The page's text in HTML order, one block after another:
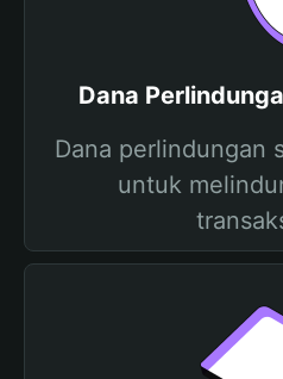
Dana
Dana perlindungan
untuk